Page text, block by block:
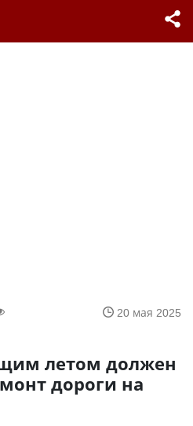
20 мая 2025
летом должен
дороги на